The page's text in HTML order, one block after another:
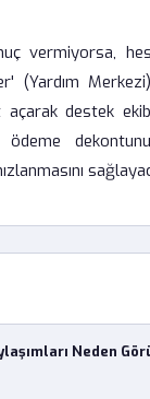
vermiyorsa,
(Yardım
destek
Neden